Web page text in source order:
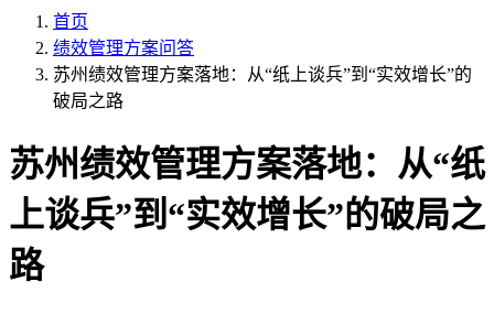
首页
绩效管理方案问答
苏州绩效管理方案落地：从“纸上谈兵”到“实效增长”的
破局之路
苏州绩效管理方案落地：从“纸
上谈兵”到“实效增长”的破局之
路